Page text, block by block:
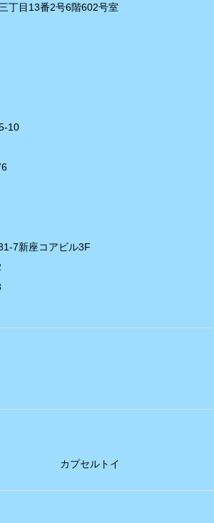
丁目13番2号6階602号室
10
7新座コアビル3F
カプセルトイ